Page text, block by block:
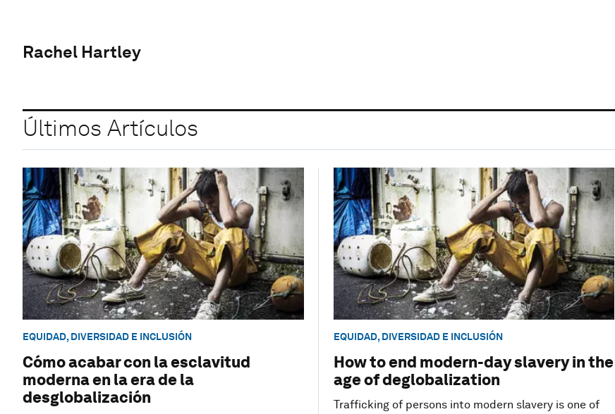
Rachel Hartley
Últimos Artículos
EQUIDAD, DIVERSIDAD E INCLUSIÓN
Cómo acabar con la esclavitud
moderna en la era de la
desglobalización
EQUIDAD, DIVERSIDAD E INCLUSIÓN
How to end modern-day slavery in the
age of deglobalization
Trafficking of persons into modern slavery is one of